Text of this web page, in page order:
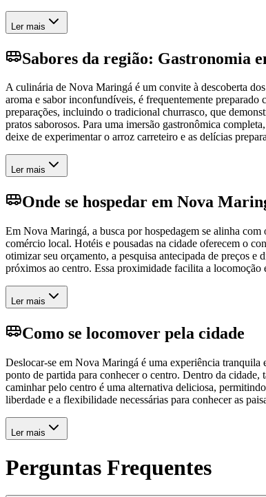
Ler mais
Sabores da região: Gastronomia
A culinária de Nova Maringá é um convite à descoberta
aroma e sabor inconfundíveis, é frequentemente
preparações, incluindo o tradicional churrasco, que
pratos saborosos. Para uma imersão gastronômica
deixe de experimentar o arroz carreteiro e as delícias
Ler mais
Onde se hospedar em Nova
Em Nova Maringá, a busca por hospedagem se alinha com
comércio local. Hotéis e pousadas na cidade oferecem o
otimizar seu orçamento, a pesquisa antecipada de preços
próximos ao centro. Essa proximidade facilita a locomoção
Ler mais
Como se locomover pela cidade
Deslocar-se em Nova Maringá é uma experiência
ponto de partida para conhecer o centro. Dentro da cidade,
caminhar pelo centro é uma alternativa deliciosa,
liberdade e a flexibilidade necessárias para conhecer as
Ler mais
Perguntas Frequentes